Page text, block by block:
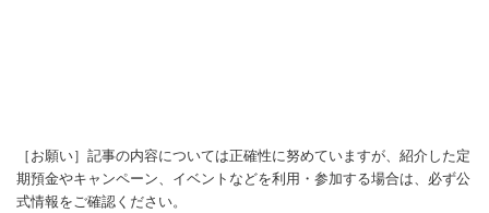
［お願い］記事の内容については正確性に努めていますが、紹介した定
期預金やキャンペーン、イベントなどを利用・参加する場合は、必ず公
式情報をご確認ください。